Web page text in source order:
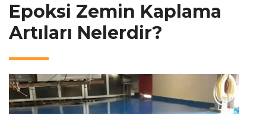
Epoksi Zemin Kaplama
Artıları Nelerdir?